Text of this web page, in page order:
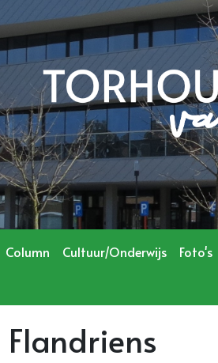
Column Cultuur/Onderwijs Foto's